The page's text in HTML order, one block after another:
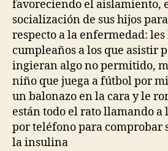
favoreciendo el aislamiento,
socialización de sus hijos
respecto a la enfermedad:
cumpleaños a los que asistir
ingieran algo no permitido,
niño que juega a fútbol por
un balonazo en la cara y le
están todo el rato llamando a
por teléfono para comprobar
la insulina